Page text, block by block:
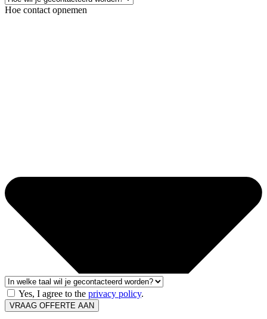
Hoe contact opnemen
Yes, I agree to the privacy policy.
VRAAG OFFERTE AAN